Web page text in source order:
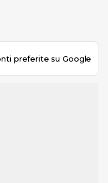
preferite su Google